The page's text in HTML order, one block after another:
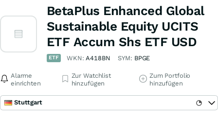
BetaPlus Enhanced Global
Sustainable Equity UCITS
ETF Accum Shs ETF USD
ETF WKN:A418BN SYM: BPGE
Alarme
einrichten
Zur Watchlist
hinzufügen
Zum Portfolio
hinzufügen
Stuttgart